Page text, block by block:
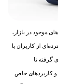
موجود در بازار،
از کاربران با
گرفته تا
و کاربردهای خاص